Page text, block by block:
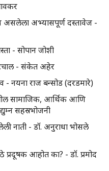
असलेला अभ्यासपूर्ण दस्तावेज -
- सोपान जोशी
- संकेत अहेर
- नयना राज बन्सोड (दरडमारे)
सामाजिक, आर्थिक आणि
सहस्रभोजनी
नाती - डॉ. अनुराधा भोसले
आहोत का? - डॉ. प्रमोद